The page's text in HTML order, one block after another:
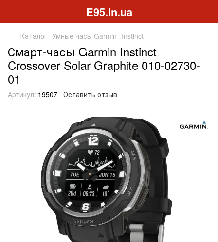
E95.in.ua
Каталог Умные часы Garmin Instinct
Смарт-часы Garmin Instinct
Crossover Solar Graphite 010-02730-
01
Артикул: 19507 Оставить отзыв